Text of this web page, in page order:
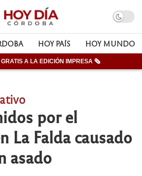
HOY PAÍS HOY MUNDO
A LA EDICIÓN IMPRESA 🗞
por el
La Falda causado
asado